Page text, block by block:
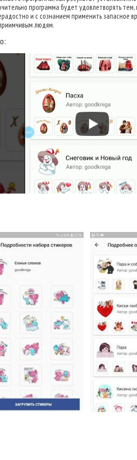
программа будет удовлетворять тем,
и с сознанием применить запасное
людям.